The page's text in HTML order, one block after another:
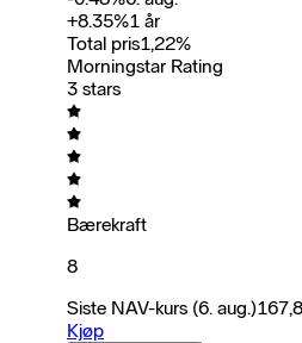
+8.35%1 år
Total pris1,22%
Morningstar Rating
3 stars
Bærekraft
8
Siste NAV-kurs (6. aug.)
Kjøp